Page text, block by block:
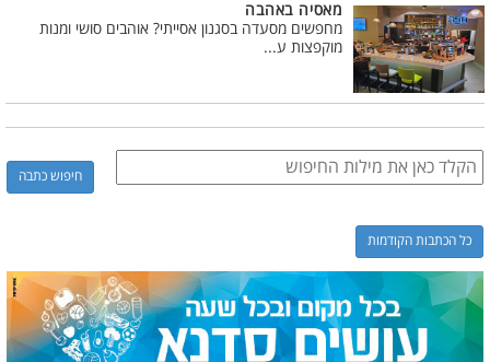
מאסיה באהבה
מחפשים מסעדה בסגנון אסייתי? אוהבים סושי ומנות
מוקפצות ע...
כל הכתבות הקודמות